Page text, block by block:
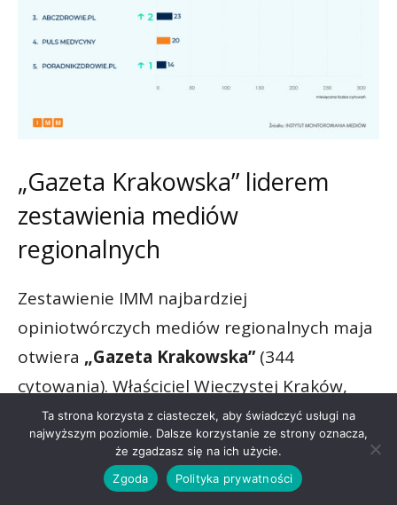
„Gazeta Krakowska” liderem
zestawienia mediów
regionalnych
Zestawienie IMM najbardziej
opiniotwórczych mediów regionalnych maja
otwiera „Gazeta Krakowska”(344
cytowania). Właściciel Wieczystej Kraków,
Wojciech Kwiecień, zdementował plotki o
rzekomym wycofaniu drużyny z rozgrywek
Betclic I Ligipo zakończeniu sezonu.
Ta strona korzysta z ciasteczek, aby świadczyć usługi na
najwyższym poziomie. Dalsze korzystanie ze strony oznacza,
że zgadzasz się na ich użycie.
Zgoda
Polityka prywatności